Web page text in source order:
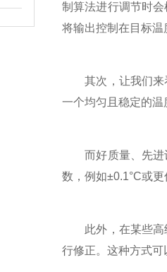
制算法进行调节时
将输出控制在目标
其次，让我们来看
一个均匀且稳定的
而好质量、先进设
数，例如±0.1°C或
此外，在某些高级
行修正。这种方式